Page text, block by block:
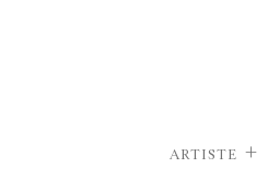
ARTISTE